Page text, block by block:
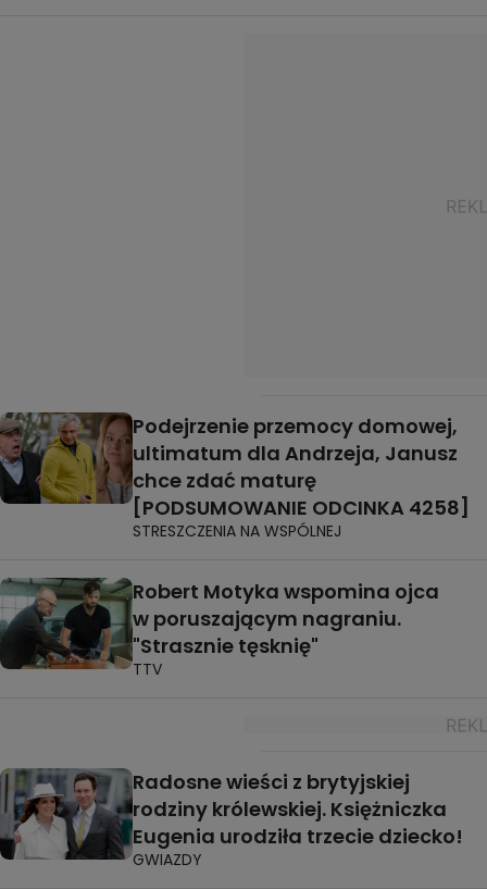
Podejrzenie przemocy domowej,
ultimatum dla Andrzeja, Janusz
chce zdać maturę
[PODSUMOWANIE ODCINKA 4258]
STRESZCZENIA NA WSPÓLNEJ
Robert Motyka wspomina ojca
w poruszającym nagraniu.
"Strasznie tęsknię"
TTV
Radosne wieści z brytyjskiej
rodziny królewskiej. Księżniczka
Eugenia urodziła trzecie dziecko!
GWIAZDY